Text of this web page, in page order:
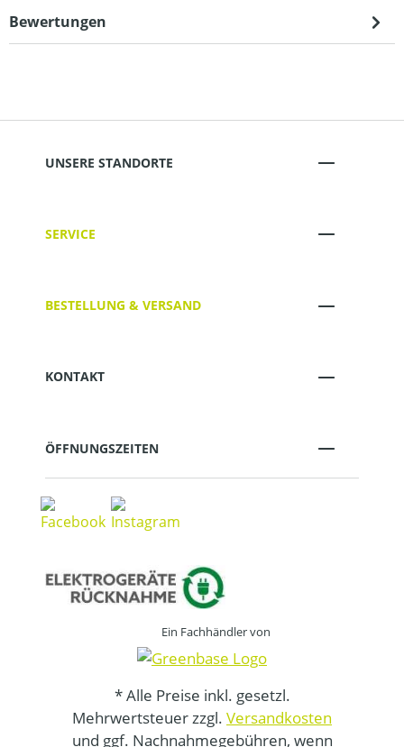
Bewertungen
UNSERE STANDORTE
SERVICE
BESTELLUNG & VERSAND
KONTAKT
ÖFFNUNGSZEITEN
Ein Fachhändler von
* Alle Preise inkl. gesetzl.
Mehrwertsteuer zzgl. Versandkosten
und ggf. Nachnahmegebühren, wenn